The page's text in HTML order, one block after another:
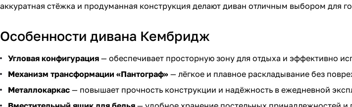
аккуратная стёжка и продуманная конструкция делают диван отличным выбором для
Особенности дивана Кембридж
Угловая конфигурация — обеспечивает просторную зону для отдыха и эффективно
Механизм трансформации «Пантограф» — лёгкое и плавное раскладывание без
Металлокаркас — повышает прочность конструкции и надёжность в ежедневной